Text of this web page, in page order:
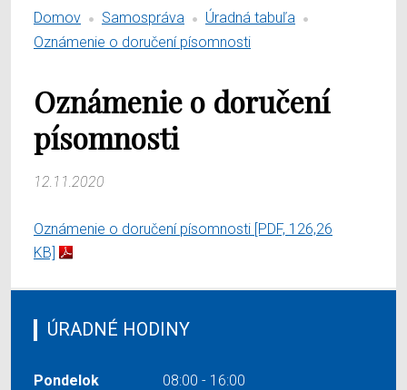
Samospráva
O obci
Domov Samospráva
Úradná tabuľa
Oznámenie o doručení písomnosti
Oznámenie o doručení
písomnosti
12.11.2020
Oznámenie o doručení písomnosti [PDF, 126,26
KB]
ÚRADNÉ HODINY
Pondelok
08:00 - 16:00